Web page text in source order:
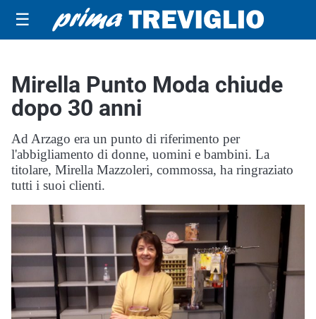
☰
Mirella Punto Moda chiude
dopo 30 anni
Ad Arzago era un punto di riferimento per
l'abbigliamento di donne, uomini e bambini. La
titolare, Mirella Mazzoleri, commossa, ha ringraziato
tutti i suoi clienti.